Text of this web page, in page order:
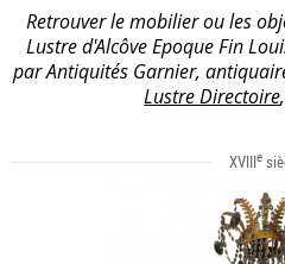
Retrouver le mobilier ou les
Lustre d'Alcôve Epoque Fin
par Antiquités Garnier,
Lustre Directoire
XVIIIe